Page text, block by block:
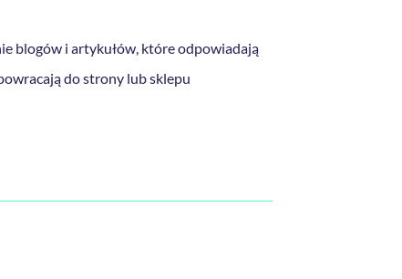
blogów i artykułów, które odpowiadają
do strony lub sklepu